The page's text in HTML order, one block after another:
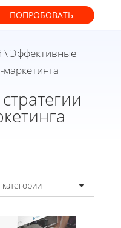
ПОПРОБОВАТЬ
\ Эффективные
маркетинга